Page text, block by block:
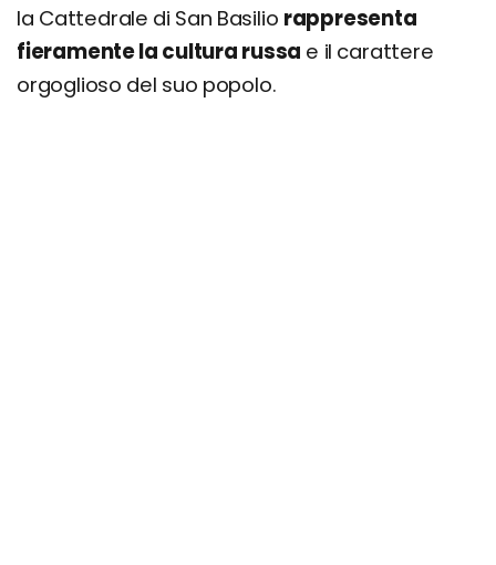
la Cattedrale di San Basilio rappresenta
fieramente la cultura russa e il carattere
orgoglioso del suo popolo.